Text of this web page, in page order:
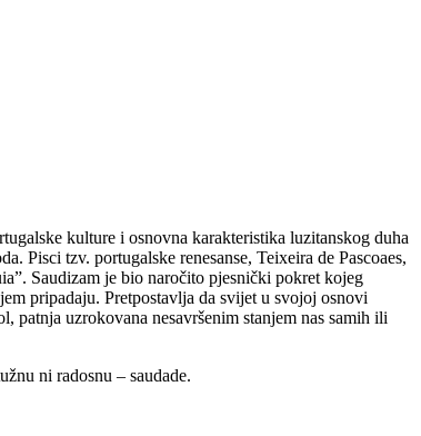
kulture i osnovna karakteristika luzitanskog duha
Pisci tzv. portugalske renesanse, Teixeira de Pascoaes,
Saudizam je bio naročito pjesnički pokret kojeg
pripadaju. Pretpostavlja da svijet u svojoj osnovi
patnja uzrokovana nesavršenim stanjem nas samih ili
ni radosnu – saudade.